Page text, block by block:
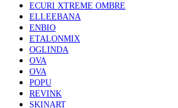
ECURI XTREME OMBRE
ELLEEBANA
ENBIO
ETALONMIX
OGLINDA
OVA
OVA
POPU
REVINK
SKINART